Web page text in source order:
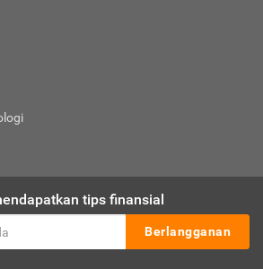
tips finansial
Berlangganan